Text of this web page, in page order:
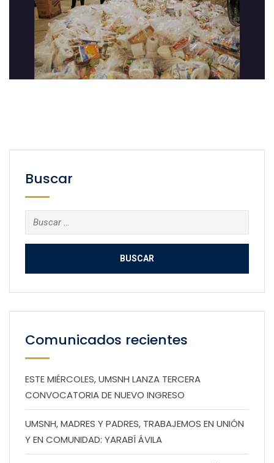
Buscar
Buscar:
Comunicados recientes
ESTE MIÉRCOLES, UMSNH LANZA TERCERA
CONVOCATORIA DE NUEVO INGRESO
UMSNH, MADRES Y PADRES, TRABAJEMOS EN UNIÓN
Y EN COMUNIDAD: YARABÍ ÁVILA